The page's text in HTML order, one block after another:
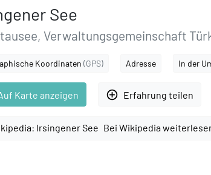
See
Verwaltungsgemeinschaft
Koordinaten (GPS) Adresse In der
Karte anzeigen add_circle_outline Erfahrung teilen
Bei Wikipedia